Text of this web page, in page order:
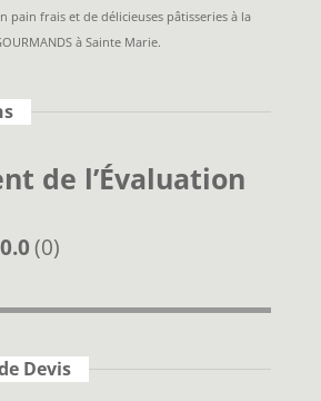
pain frais et de délicieuses pâtisseries à la
à Sainte Marie.
de l’Évaluation
0.0 0
Devis